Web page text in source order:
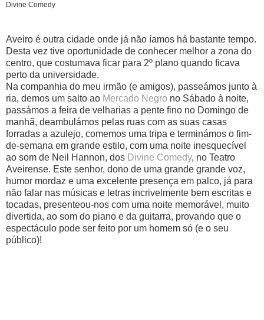
Divine Comedy
Aveiro é outra cidade onde já não íamos há bastante tempo.
Desta vez tive oportunidade de conhecer melhor a zona do
centro, que costumava ficar para 2º plano quando ficava
perto da universidade.
Na companhia do meu irmão (e amigos), passeámos junto à
ria, demos um salto ao Mercado Negro no Sábado à noite,
passámos a feira de velharias a pente fino no Domingo de
manhã, deambulámos pelas ruas com as suas casas
forradas a azulejo, comemos uma tripa e terminámos o fim-
de-semana em grande estilo, com uma noite inesquecível
ao som de Neil Hannon, dos Divine Comedy, no Teatro
Aveirense. Este senhor, dono de uma grande grande voz,
humor mordaz e uma excelente presença em palco, já para
não falar nas músicas e letras incrivelmente bem escritas e
tocadas, presenteou-nos com uma noite memorável, muito
divertida, ao som do piano e da guitarra, provando que o
espectáculo pode ser feito por um homem só (e o seu
público)!